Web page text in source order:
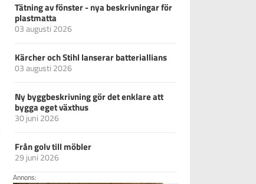
Tätning av fönster - nya beskrivningar för
plastmatta
03 augusti 2026
Kärcher och Stihl lanserar batteriallians
03 augusti 2026
Ny byggbeskrivning gör det enklare att
bygga eget växthus
30 juni 2026
Från golv till möbler
29 juni 2026
Annons: